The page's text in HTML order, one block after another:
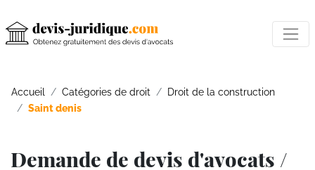
Accueil Catégories de droit
Droit de la construction
Saint denis
Demande de devis d'avocats /